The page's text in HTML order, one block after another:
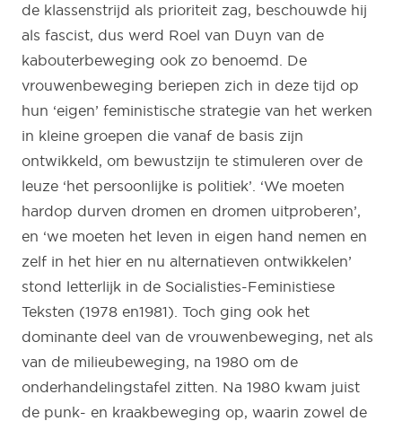
de klassenstrijd als prioriteit zag, beschouwde hij
als fascist, dus werd Roel van Duyn van de
kabouterbeweging ook zo benoemd. De
vrouwenbeweging beriepen zich in deze tijd op
hun ‘eigen’ feministische strategie van het werken
in kleine groepen die vanaf de basis zijn
ontwikkeld, om bewustzijn te stimuleren over de
leuze ‘het persoonlijke is politiek’. ‘We moeten
hardop durven dromen en dromen uitproberen’,
en ‘we moeten het leven in eigen hand nemen en
zelf in het hier en nu alternatieven ontwikkelen’
stond letterlijk in de Socialisties-Feministiese
Teksten (1978 en1981). Toch ging ook het
dominante deel van de vrouwenbeweging, net als
van de milieubeweging, na 1980 om de
onderhandelingstafel zitten. Na 1980 kwam juist
de punk- en kraakbeweging op, waarin zowel de